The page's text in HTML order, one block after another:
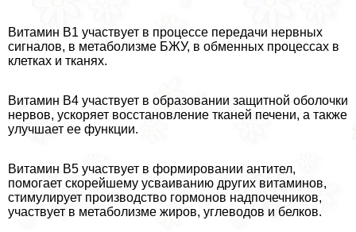
Витамин В1 участвует в процессе передачи нервных
сигналов, в метаболизме БЖУ, в обменных процессах в
клетках и тканях.
Витамин В4 участвует в образовании защитной оболочки
нервов, ускоряет восстановление тканей печени, а также
улучшает ее функции.
Витамин В5 участвует в формировании антител,
помогает скорейшему усваиванию других витаминов,
стимулирует производство гормонов надпочечников,
участвует в метаболизме жиров, углеводов и белков.